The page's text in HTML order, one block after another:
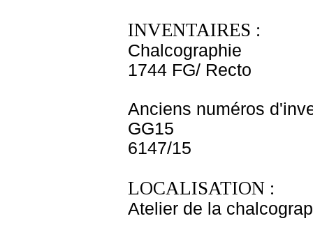
INVENTAIRES :
Chalcographie
1744 FG/ Recto
Anciens numéros
GG15
6147/15
LOCALISATION :
Atelier de la